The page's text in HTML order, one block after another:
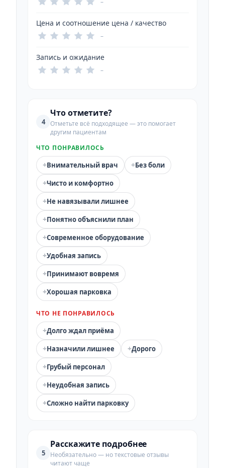
Цена и соотношение цена / качество
–
Запись и ожидание
–
4
Что отметите?
Отметьте всё подходящее — это помогает
другим пациентам
ЧТО ПОНРАВИЛОСЬ
+Внимательный врач +Без боли
+Чисто и комфортно
+Не навязывали лишнее
+Понятно объяснили план
+Современное оборудование
+Удобная запись
+Принимают вовремя
+Хорошая парковка
ЧТО НЕ ПОНРАВИЛОСЬ
+Долго ждал приёма
+Назначили лишнее +Дорого
+Грубый персонал
+Неудобная запись
+Сложно найти парковку
5
Расскажите подробнее
Необязательно — но текстовые отзывы
читают чаще